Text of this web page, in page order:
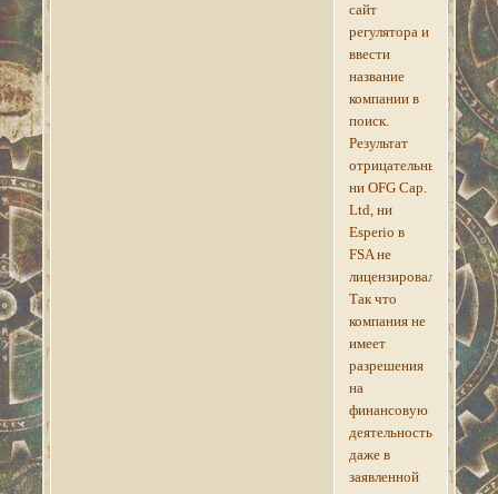
сайт
регулятора и
ввести
название
компании в
поиск.
Результат
отрицательный:
ни OFG Cap.
Ltd, ни
Esperio в
FSA не
лицензировались.
Так что
компания не
имеет
разрешения
на
финансовую
деятельность
даже в
заявленной